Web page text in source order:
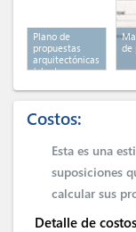
Plano de
propuestas
arquitectónicas
(plantas y
caso de
de
Costos:
Esta es una
suposiciones
calcular sus
Detalle de costos